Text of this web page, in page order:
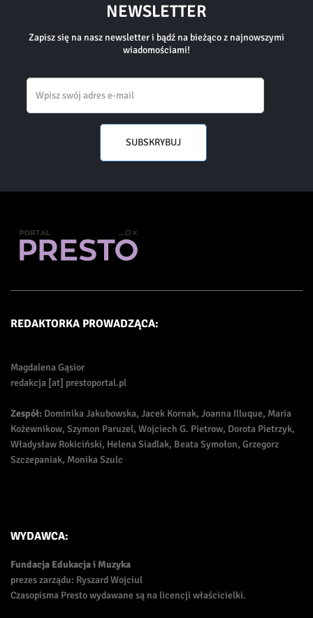
NEWSLETTER
Zapisz się na nasz newsletter i bądź na bieżąco z najnowszymi
wiadomościami!
SUBSKRYBUJ
REDAKTORKA PROWADZĄCA:
Magdalena Gąsior
redakcja [at] prestoportal.pl
Zespół: Dominika Jakubowska, Jacek Kornak, Joanna Illuque, Maria
Kożewnikow, Szymon Paruzel, Wojciech G. Pietrow, Dorota Pietrzyk,
Władysław Rokiciński, Helena Siadlak, Beata Symołon, Grzegorz
Szczepaniak, Monika Szulc
WYDAWCA:
Fundacja Edukacja i Muzyka
prezes zarządu: Ryszard Wojciul
Czasopisma Presto wydawane są na licencji właścicielki.